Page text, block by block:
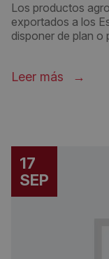
Los productos
exportados a los
disponer de plan o
Leer más
17
SEP